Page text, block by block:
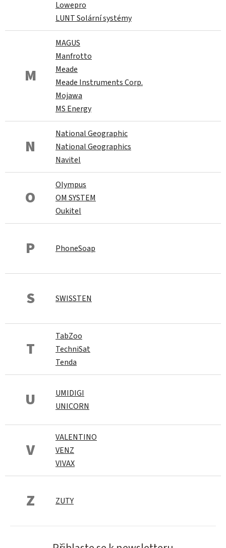
Lowepro
LUNT Solární systémy
M
MAGUS
Manfrotto
Meade
Meade Instruments Corp.
Mojawa
MS Energy
N
National Geographic
National Geographics
Navitel
O
Olympus
OM SYSTEM
Oukitel
P PhoneSoap
S SWISSTEN
T
TabZoo
TechniSat
Tenda
U
UMIDIGI
UNICORN
V
VALENTINO
VENZ
VIVAX
Z ZUTY